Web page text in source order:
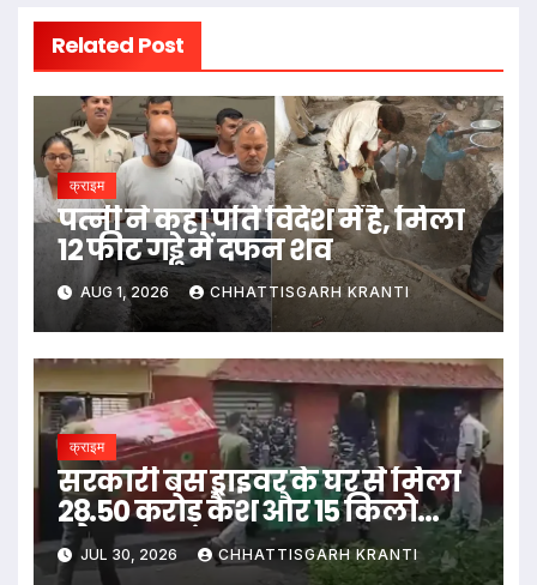
Related Post
क्राइम
पत्नी ने कहा पति विदेश में है, मिला
12 फीट गड्ढे में दफन शव
AUG 1, 2026 CHHATTISGARH KRANTI
क्राइम
सरकारी बस ड्राइवर के घर से मिला
28.50 करोड़ कैश और 15 किलो
सोना
JUL 30, 2026 CHHATTISGARH KRANTI